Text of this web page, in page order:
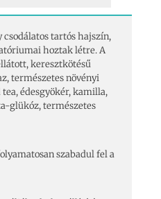
csodálatos tartós hajszín,
hoztak létre. A
keresztkötésű
természetes növényi
édesgyökér, kamilla,
glükóz, természetes
szabadul fel a